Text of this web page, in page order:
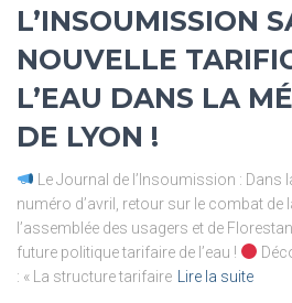
L’INSOUMISSION
NOUVELLE
L’EAU DANS LA
DE LYON !
Le Journal de l’Insoumission : Dans
numéro d’avril, retour sur le combat de
l’assemblée des usagers et de
future politique tarifaire de l’eau !
: « La structure tarifaire
Lire la suite